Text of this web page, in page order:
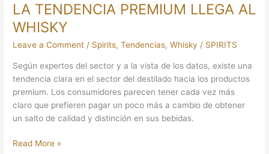
LA TENDENCIA PREMIUM LLEGA AL
WHISKY
Leave a Comment / Spirits,Tendencias,Whisky / SPIRITS
Según expertos del sector y a la vista de los datos, existe una
tendencia clara en el sector del destilado hacia los productos
premium. Los consumidores parecen tener cada vez más
claro que prefieren pagar un poco más a cambio de obtener
un salto de calidad y distinción en sus bebidas.
Read More »